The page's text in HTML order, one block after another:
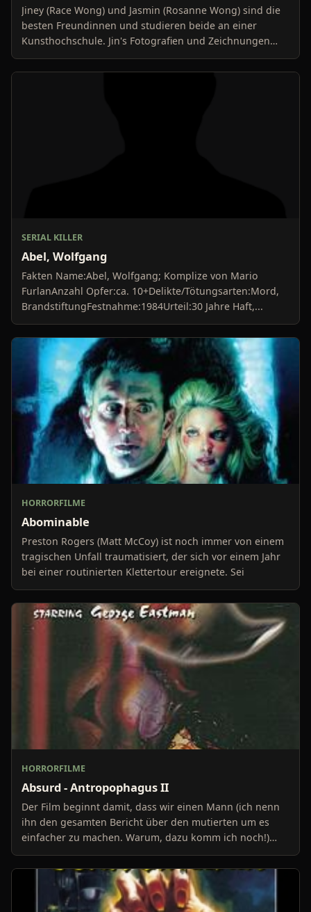
Jiney (Race Wong) und Jasmin (Rosanne Wong) sind die
besten Freundinnen und studieren beide an einer
Kunsthochschule. Jin's Fotografien und Zeichnungen
stellen
SERIAL KILLER
Abel, Wolfgang
Fakten Name:Abel, Wolfgang; Komplize von Mario
FurlanAnzahl Opfer:ca. 10+Delikte/Tötungsarten:Mord,
BrandstiftungFestnahme:1984Urteil:30 Jahre Haft,...
HORRORFILME
Abominable
Preston Rogers (Matt McCoy) ist noch immer von einem
tragischen Unfall traumatisiert, der sich vor einem Jahr
bei einer routinierten Klettertour ereignete. Sei
HORRORFILME
Absurd - Antropophagus II
Der Film beginnt damit, dass wir einen Mann (ich nenn
ihn den gesamten Bericht über den mutierten um es
einfacher zu machen. Warum, dazu komm ich noch!)
durch